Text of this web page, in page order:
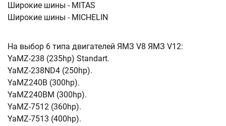
Широкие шины - MITAS
Широкие шины - MICHELIN
На выбор 6 типа двигателей ЯМЗ V8 ЯМЗ V12:
YaMZ-238 (235hp) Standart.
YaMZ-238ND4 (250hp).
YaMZ240B (300hp).
YaMZ240BM (300hp).
YaMZ-7512 (360hp).
YaMZ-7513 (400hp).